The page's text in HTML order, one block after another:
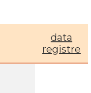
data
registre